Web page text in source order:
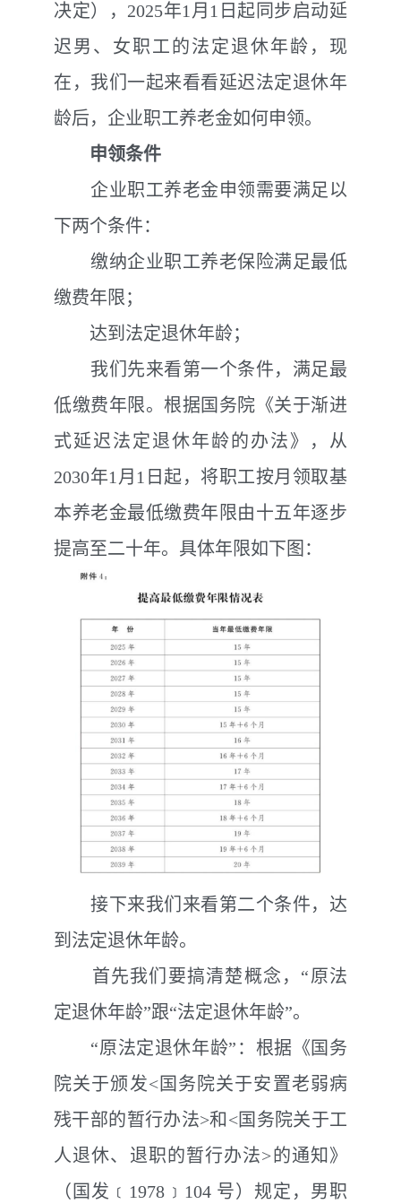
决定），2025年1 月 1 日起同步启动延
迟男、女职工的法定退休年龄，现
在，我们一起来看看延迟法定退休年
龄后，企业职工养老金如何申领。
申领条件
企业职工养老金申领需要满足以
下两个条件：
缴纳企业职工养老保险满足最低
缴费年限；
达到法定退休年龄；
我们先来看第一个条件，满足最
低缴费年限。根据国务院《关于渐进
式延迟法定退休年龄的办法》，从
2030年1 月 1 日起，将职工按月领取基
本养老金最低缴费年限由十五年逐步
提高至二十年。具体年限如下图：
接下来我们来看第二个条件，达
到法定退休年龄。
首先我们要搞清楚概念，“原法
定退休年龄”跟“法定退休年龄”。
“原法定退休年龄”：根据《国务
院关于颁发<国务院关于安置老弱病
残干部的暂行办法>和 <国务院关于工
人退休、退职的暂行办法>的通知》
（国发﹝ 1978﹞104 号）规定，男职